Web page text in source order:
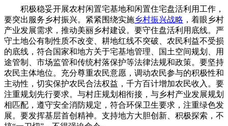
积极稳妥开展农村闲置宅基地和闲置住宅盘活利用工作，
要突出服务乡村振兴。紧紧围绕实施乡村振兴战略 ，着眼乡村
产业发展需求，推动美丽乡村建设。要守住盘活利用底线。严
守土地公有制性质不改变、耕地红线不突破、农民利益不受损
的底线，符合国家和地方关于宅基地管理、国土空间规划、用
途管制、市场监管和传统村落保护等法律法规和政策。要坚持
农民主体地位。充分尊重农民意愿，调动农民参与的积极性和
主动性，切实保护农民合法权益，千方百计增加农民收入。要
注重规划先行要求。与村庄规划相衔接，与乡村产业发展规划
相匹配，遵守安全消防规定，符合环保卫生要求，注重绿色发
展。要发挥基层首创精神。支持地方大胆创新、积极探索，不